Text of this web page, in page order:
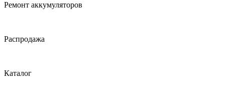
Ремонт аккумуляторов
Распродажа
Каталог